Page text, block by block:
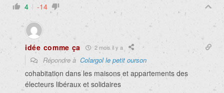
4 -14
idée comme ça 2 mois il y a
Répondre à Colargol le petit ourson
cohabitation dans les maisons et appartements des
électeurs libéraux et solidaires